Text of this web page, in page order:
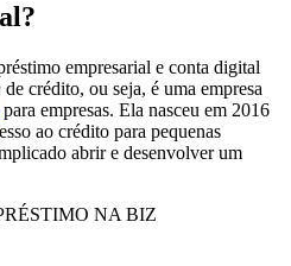
empresarial e conta digital
de crédito, ou seja, é uma empresa
para empresas. Ela nasceu em 2016
ao crédito para pequenas
abrir e desenvolver um
NA BIZ